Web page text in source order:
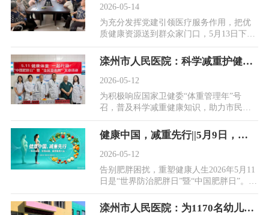
2026-05-14
为充分发挥党建引领医疗服务作用，把优
质健康资源送到群众家门口，5月13日下
午，滦州市人民医院携手医共体滦城街道
中心卫生院，组...
滦州市人民医院：科学减重护健康，多学科义诊暖民心
2026-05-12
为积极响应国家卫健委“体重管理年”号
召，普及科学减重健康知识，助力市民摆
脱肥胖困扰、守护身体健康，在“世界防治
肥胖日”、...
健康中国，减重先行||5月9日，滦州市人民医院“中国肥胖日”大型多学科联合义诊来了！
2026-05-12
告别肥胖困扰，重塑健康人生2026年5月11
日是“世界防治肥胖日”暨“中国肥胖日”。为
贯彻落实“健康中国2030”规划纲要，积极
响应...
滦州市人民医院：为1170名幼儿入园涂氟，爱心护航口腔健康